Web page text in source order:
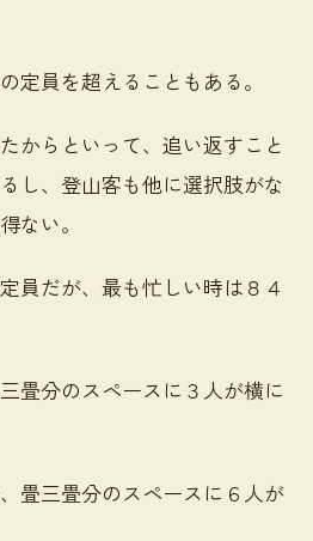
定員を超えることもある。
からといって、追い返すこと
し、登山客も他に選択肢がな
ない。
員だが、最も忙しい時は８４
畳分のスペースに３人が横に
畳三畳分のスペースに６人が